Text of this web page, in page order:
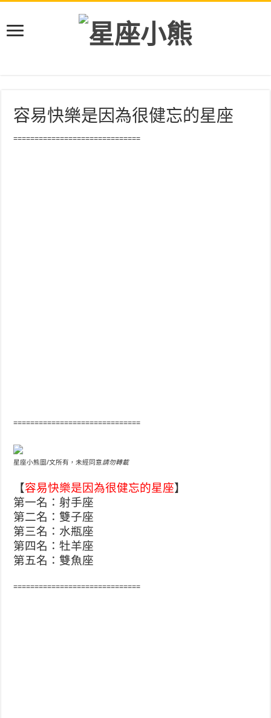
容易快樂是因為很健忘的星座
==============================
==============================
星座小熊圖/文所有，未經同意請勿轉載
【容易快樂是因為很健忘的星座】
第一名：射手座
第二名：雙子座
第三名：水瓶座
第四名：牡羊座
第五名：雙魚座
==============================